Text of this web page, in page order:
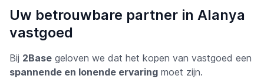
Uw betrouwbare partner in Alanya
vastgoed
Bij 2Base geloven we dat het kopen van vastgoed een
spannende en lonende ervaring moet zijn.